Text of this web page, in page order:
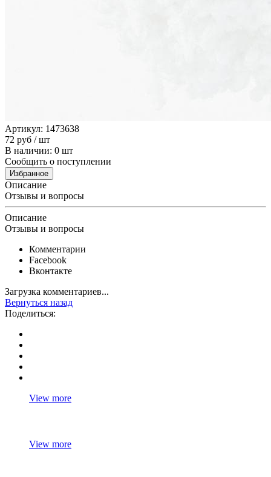
Артикул: 1473638
72 руб / шт
В наличии: 0 шт
Сообщить о поступлении
Избранное
Описание
Отзывы и вопросы
Описание
Отзывы и вопросы
Комментарии
Facebook
Вконтакте
Загрузка комментариев...
Вернуться назад
Поделиться:
View more
View more